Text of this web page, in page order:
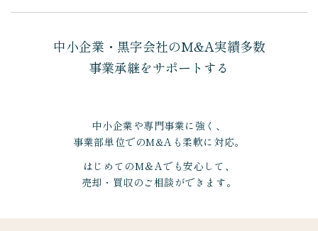
中小企業・黒字会社のM&A実績多数
事業承継をサポートする
中小企業や専門事業に強く、
事業部単位でのM&Aも柔軟に対応。
はじめてのM＆Aでも安心して、
売却・買収のご相談ができます。